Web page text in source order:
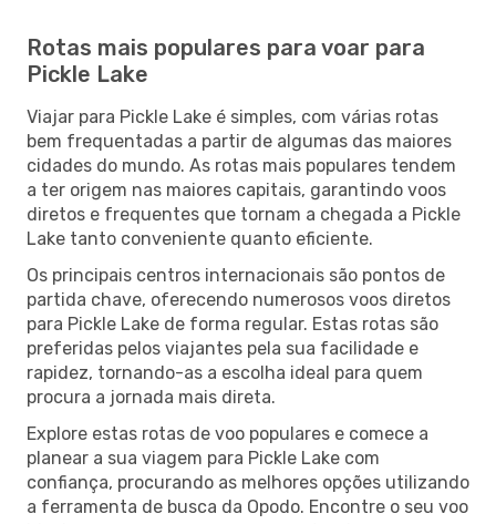
Rotas mais populares para voar para
Pickle Lake
Viajar para Pickle Lake é simples, com várias rotas
bem frequentadas a partir de algumas das maiores
cidades do mundo. As rotas mais populares tendem
a ter origem nas maiores capitais, garantindo voos
diretos e frequentes que tornam a chegada a Pickle
Lake tanto conveniente quanto eficiente.
Os principais centros internacionais são pontos de
partida chave, oferecendo numerosos voos diretos
para Pickle Lake de forma regular. Estas rotas são
preferidas pelos viajantes pela sua facilidade e
rapidez, tornando-as a escolha ideal para quem
procura a jornada mais direta.
Explore estas rotas de voo populares e comece a
planear a sua viagem para Pickle Lake com
confiança, procurando as melhores opções utilizando
a ferramenta de busca da Opodo. Encontre o seu voo